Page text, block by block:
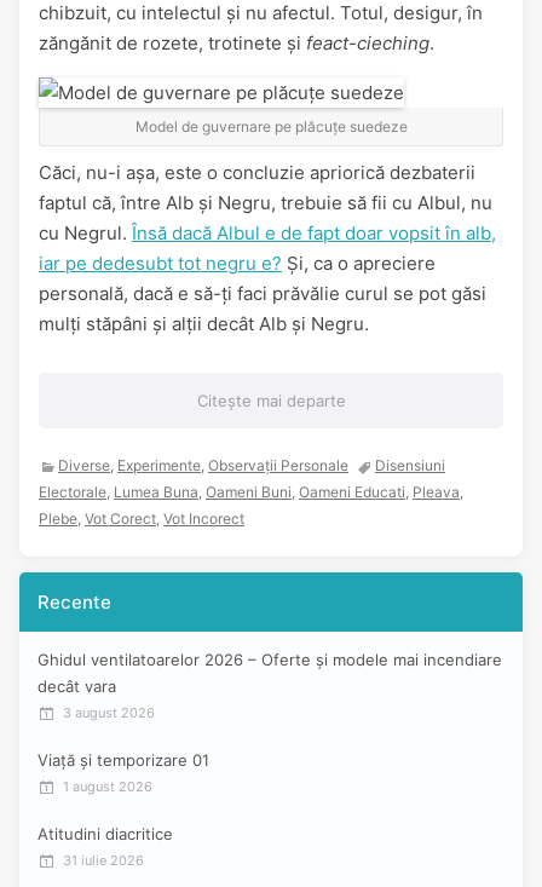
chibzuit, cu intelectul și nu afectul. Totul, desigur, în
zăngănit de rozete, trotinete și feact-cieching.
Model de guvernare pe plăcuțe suedeze
Căci, nu-i așa, este o concluzie apriorică dezbaterii
faptul că, între Alb și Negru, trebuie să fii cu Albul, nu
cu Negrul. Însă dacă Albul e de fapt doar vopsit în alb,
iar pe dedesubt tot negru e? Și, ca o apreciere
personală, dacă e să-ți faci prăvălie curul se pot găsi
mulți stăpâni și alții decât Alb și Negru.
Citește mai departe
Diverse, Experimente, Observații Personale
Disensiuni
Electorale, Lumea Buna, Oameni Buni, Oameni Educati, Pleava,
Plebe, Vot Corect, Vot Incorect
Recente
Ghidul ventilatoarelor 2026 – Oferte și modele mai incendiare
decât vara
3 august 2026
Viață și temporizare 01
1 august 2026
Atitudini diacritice
31 iulie 2026